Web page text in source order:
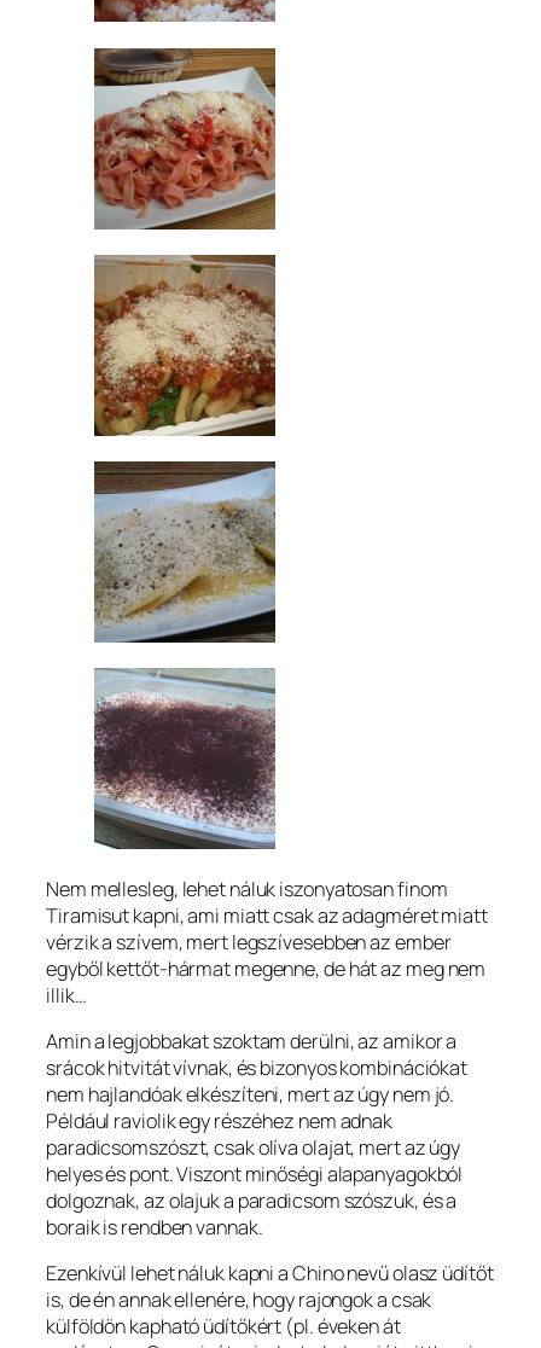
Nem mellesleg, lehet náluk iszonyatosan finom
Tiramisut kapni, ami miatt csak az adagméret miatt
vérzik a szívem, mert legszívesebben az ember
egyből kettőt-hármat megenne, de hát az meg nem
illik…
Amin a legjobbakat szoktam derülni, az amikor a
srácok hitvitát vívnak, és bizonyos kombinációkat
nem hajlandóak elkészíteni, mert az úgy nem jó.
Például raviolik egy részéhez nem adnak
paradicsomszószt, csak olíva olajat, mert az úgy
helyes és pont. Viszont minőségi alapanyagokból
dolgoznak, az olajuk a paradicsom szószuk, és a
boraik is rendben vannak.
Ezenkívül lehet náluk kapni a Chino nevű olasz üdítőt
is, de én annak ellenére, hogy rajongok a csak
külföldön kapható üdítőkért (pl. éveken át